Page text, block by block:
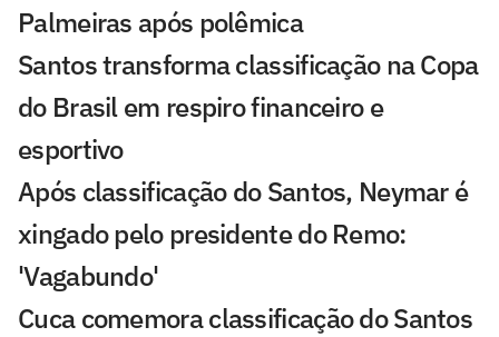
Palmeiras após polêmica
Santos transforma classificação na Copa
do Brasil em respiro financeiro e
esportivo
Após classificação do Santos, Neymar é
xingado pelo presidente do Remo:
'Vagabundo'
Cuca comemora classificação do Santos